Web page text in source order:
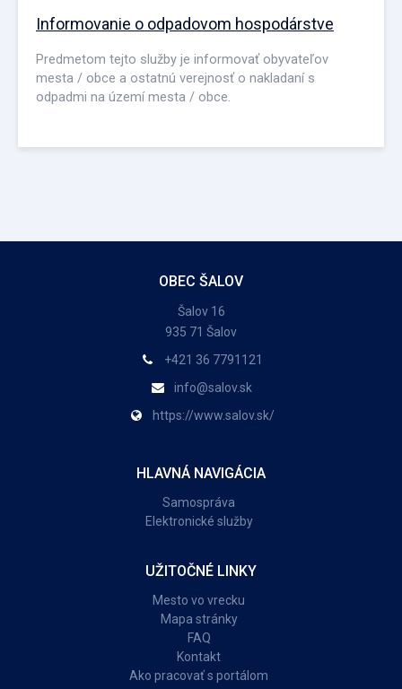
Informovanie o odpadovom hospodárstve
Predmetom tejto služby je informovať obyvateľov
mesta / obce a ostatnú verejnosť o nakladaní s
odpadmi na území mesta / obce.
OBEC ŠALOV
Šalov 16
935 71 Šalov
+421 36 7791121
info@salov.sk
https://www.salov.sk/
HLAVNÁ NAVIGÁCIA
Samospráva
Elektronické služby
UŽITOČNÉ LINKY
Mesto vo vrecku
Mapa stránky
FAQ
Kontakt
Ako pracovať s portálom